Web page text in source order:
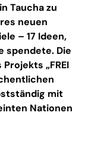
Taucha zu
neuen
– 17 Ideen,
spendete. Die
„FREI
mit
Nationen